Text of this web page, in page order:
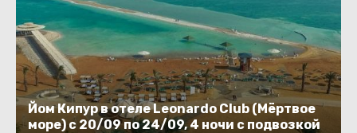
Йом Кипур в отеле Leonardo Club (Мёртвое
море) с 20/09 по 24/09, 4 ночи с подвозкой